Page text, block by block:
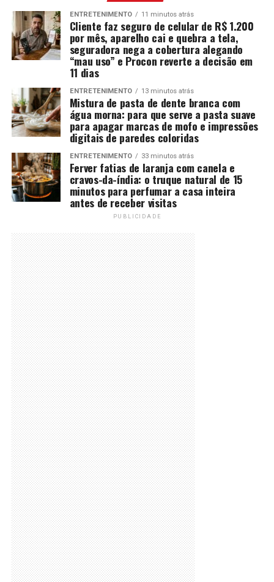
ENTRETENIMENTO 11 minutos atrás
Cliente faz seguro de celular de R$ 1.200
por mês, aparelho cai e quebra a tela,
seguradora nega a cobertura alegando
“mau uso” e Procon reverte a decisão em
11 dias
ENTRETENIMENTO 13 minutos atrás
Mistura de pasta de dente branca com
água morna: para que serve a pasta suave
para apagar marcas de mofo e impressões
digitais de paredes coloridas
ENTRETENIMENTO 33 minutos atrás
Ferver fatias de laranja com canela e
cravos-da-índia: o truque natural de 15
minutos para perfumar a casa inteira
antes de receber visitas
PUBLICIDADE